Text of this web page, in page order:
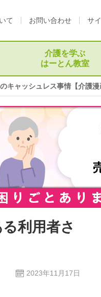
て お問い合わせ サ
介護を学ぶ
はーとん教室
キャッシュレス事情【介護漫
利用者さ
2023年11月17日